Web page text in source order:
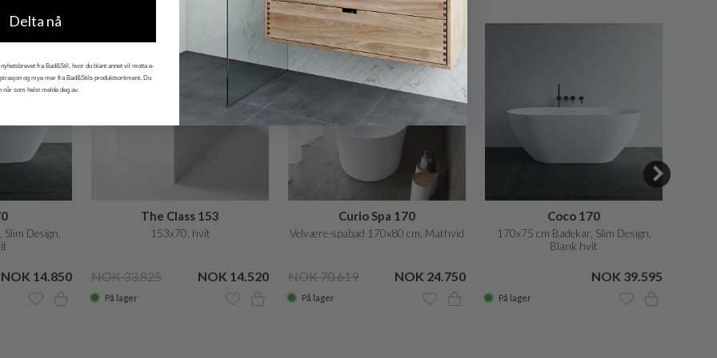
Design,
NOK 14.850
SALE
The Class 153
153x70, hvit
NOK 33.825 NOK 14.520
På lager
SALE
Curio Spa 170
Velvære-spabad 170x80 cm, Mathvid
NOK 70.619 NOK 24.750
På lager
Coco 170
170x75 cm Badekar, Slim Design,
Blank hvit
NOK 39.595
På lager
Delta nå
fra Bad&Stil, hvor du blant annet vil motta e-
og mye mer fra Bad&Stils produktsortiment. Du
når som helst melde deg av.